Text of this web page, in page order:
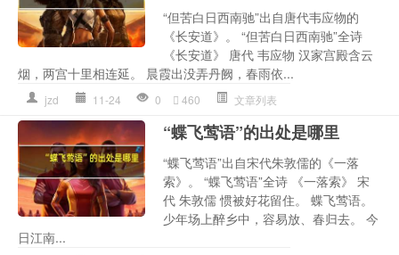
“但苦白日西南驰”出自唐代韦应物的
《长安道》。 “但苦白日西南驰”全诗
《长安道》 唐代 韦应物 汉家宫殿含云
烟，两宫十里相连延。 晨霞出没弄丹阙，春雨依...
jzd 11-24 0 460 文章列表
“蝶飞莺语”的出处是哪里
“蝶飞莺语”出自宋代朱敦儒的《一落
索》。 “蝶飞莺语”全诗 《一落索》 宋
代 朱敦儒 惯被好花留住。 蝶飞莺语。
少年场上醉乡中，容易放、春归去。 今
日江南...